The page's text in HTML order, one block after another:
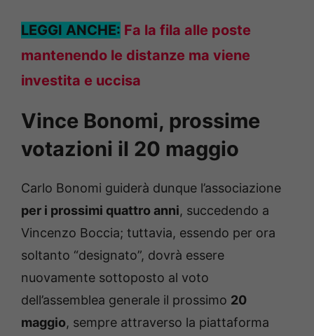
LEGGI ANCHE: Fa la fila alle poste
mantenendo le distanze ma viene
investita e uccisa
Vince Bonomi, prossime
votazioni il 20 maggio
Carlo Bonomi guiderà dunque l’associazione
per i prossimi quattro anni, succedendo a
Vincenzo Boccia; tuttavia, essendo per ora
soltanto “designato”, dovrà essere
nuovamente sottoposto al voto
dell’assemblea generale il prossimo 20
maggio, sempre attraverso la piattaforma